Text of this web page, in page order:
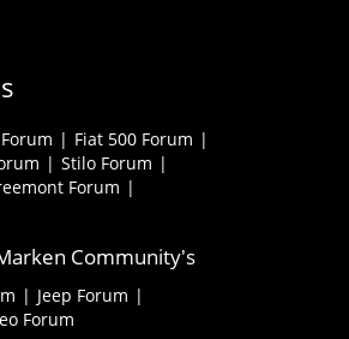
Fiat 500 Forum
Stilo Forum
Forum
Community's
Jeep Forum
Forum